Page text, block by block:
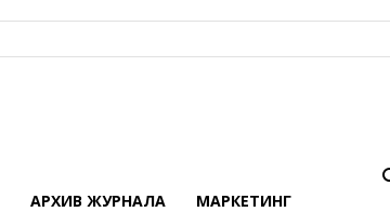
АРХИВ ЖУРНАЛА МАРКЕТИНГ